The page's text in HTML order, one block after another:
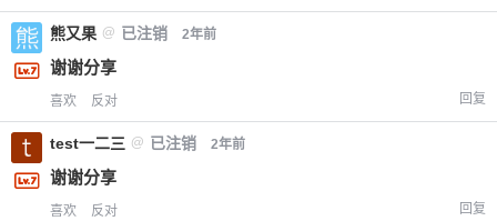
熊又果 @ 已注销 2年前
谢谢分享
喜欢 反对 回复
test一二三 @ 已注销 2年前
谢谢分享
喜欢 反对 回复